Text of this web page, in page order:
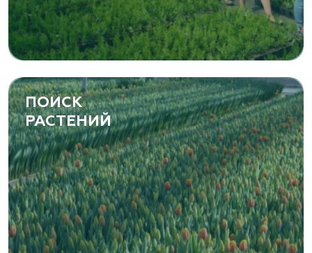
ПОИСК
РАСТЕНИЙ